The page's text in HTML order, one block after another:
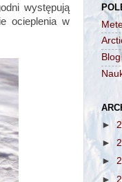
występują
ocieplenia w
►
►
►
►